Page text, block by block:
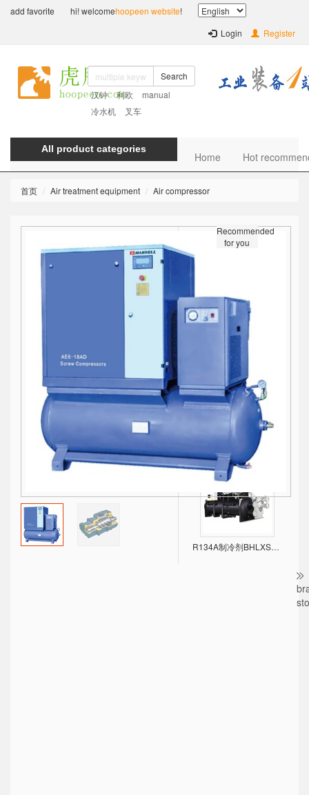
add favorite hi! welcomehoopeen website!
Login
Register
Search
汉钟
利欧
manual
冷水机
叉车
All product categories
Home Hot
首页 Air treatment equipment Air compressor
Recommended
for you
R134A制冷剂BHLXS离心式冷水机组，环保、高效！